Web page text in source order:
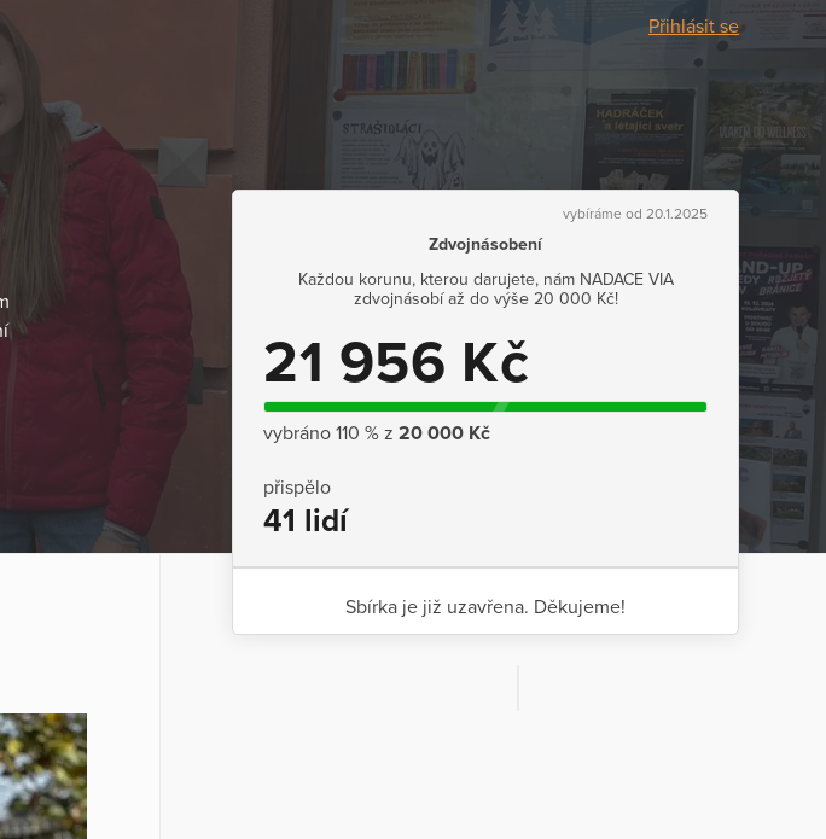
Přihlásit se
vybíráme od 20.1.2025
Zdvojnásobení
Každou korunu, kterou darujete, nám NADACE VIA
zdvojnásobí až do výše 20 000 Kč!
21 956 Kč
vybráno 110 % z 20 000 Kč
přispělo
41 lidí
Sbírka je již uzavřena. Děkujeme!